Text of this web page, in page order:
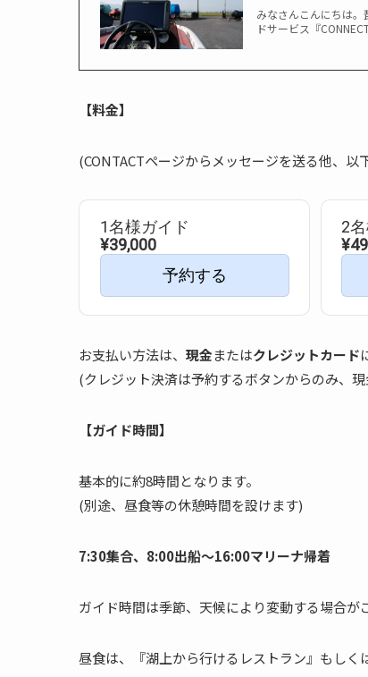
みなさんこんにちは。
ドサービス『
【料金】
(CONTACTページからメッセージを送る他、
1名様ガイド
¥39,000
予約する
2
お支払い方法は、 現金またはクレジットカード
(クレジット決済は予約するボタンからのみ、
【ガイド時間】
基本的に約8時間となります。
(別途、昼食等の休憩時間を設けます)
7:30集合、8:00出船〜16:00マリーナ帰着
ガイド時間は季節、天候により変動する場合が
昼食は、『湖上から行けるレストラン』もし